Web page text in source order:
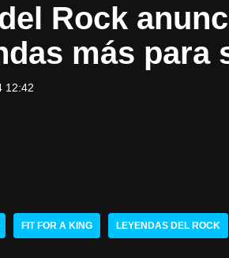
Rock
más para
12:42
FIT FOR A KING LEYENDAS DEL ROCK